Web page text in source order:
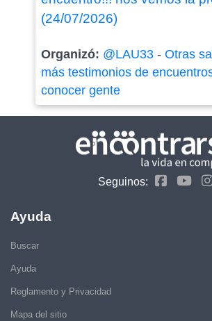
(24/07/2026)
Organizó: @LAU33- Otras
más testimonios de
conocer gente
Seguinos:
Ayuda
Buscar
Ayuda
Reglamento y Privacidad
Mapa del sitio